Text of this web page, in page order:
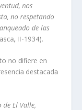
nos
no respetando
de las
II-1934).
no difiere en
destacada
El Valle,